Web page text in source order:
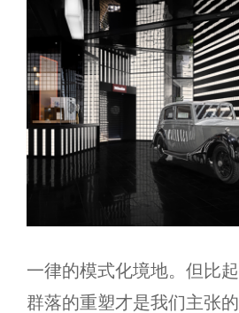
一律的模式化境地。但比
群落的重塑才是我们主张